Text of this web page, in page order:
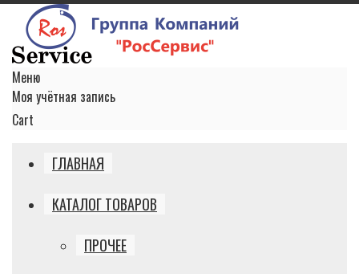
Меню
Моя учётная запись
Cart
ГЛАВНАЯ
КАТАЛОГ ТОВАРОВ
ПРОЧЕЕ